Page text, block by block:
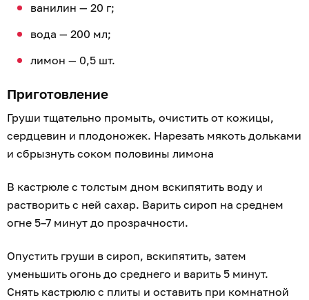
ванилин — 20 г;
вода — 200 мл;
лимон — 0,5 шт.
Приготовление
Груши тщательно промыть, очистить от кожицы,
сердцевин и плодоножек. Нарезать мякоть дольками
и сбрызнуть соком половины лимона
В кастрюле с толстым дном вскипятить воду и
растворить с ней сахар. Варить сироп на среднем
огне 5–7 минут до прозрачности.
Опустить груши в сироп, вскипятить, затем
уменьшить огонь до среднего и варить 5 минут.
Снять кастрюлю с плиты и оставить при комнатной